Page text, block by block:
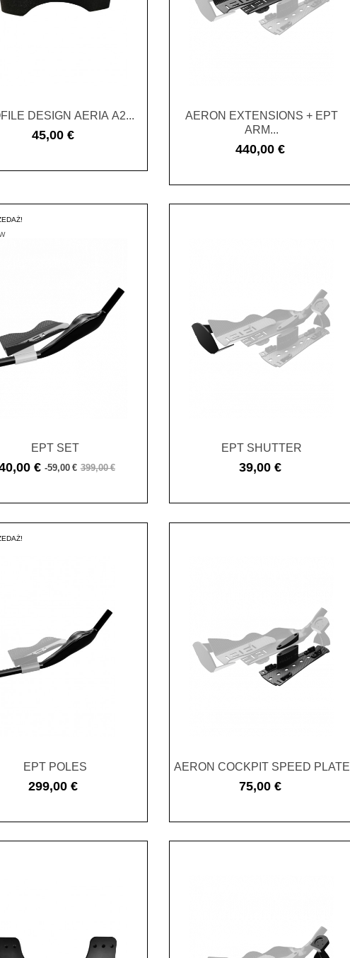
DESIGN AERIA A2...
Cena
45,00 €
AERON EXTENSIONS + EPT
ARM...
Cena
440,00 €
EPT SET
Cena
399,00 €
-59,00 €
Cena
€
EPT SHUTTER
Cena
39,00 €
EPT POLES
Cena
299,00 €
AERON COCKPIT SPEED PLATE
Cena
75,00 €